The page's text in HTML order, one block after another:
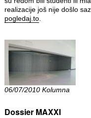
realizacije još nije došlo
pogledaj.to.
06/07/2010 Kolumna
Dossier MAXXI